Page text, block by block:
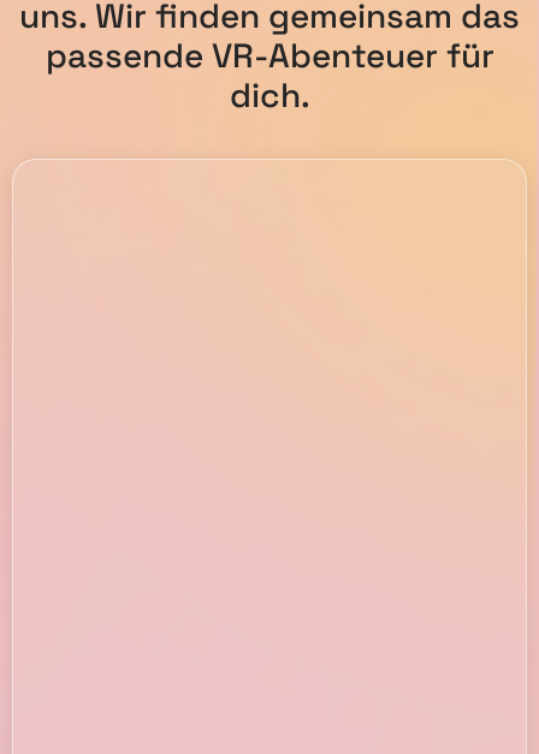
uns. Wir finden gemeinsam das
passende VR-Abenteuer für
dich.